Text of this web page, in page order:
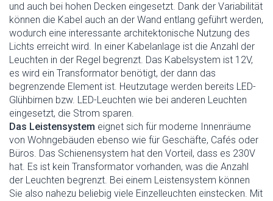
und auch bei hohen Decken eingesetzt. Dank der Variabilität
können die Kabel auch an der Wand entlang geführt werden,
wodurch eine interessante architektonische Nutzung des
Lichts erreicht wird. In einer Kabelanlage ist die Anzahl der
Leuchten in der Regel begrenzt. Das Kabelsystem ist 12V,
es wird ein Transformator benötigt, der dann das
begrenzende Element ist. Heutzutage werden bereits LED-
Glühbirnen bzw. LED-Leuchten wie bei anderen Leuchten
eingesetzt, die Strom sparen.
Das Leistensystem eignet sich für moderne Innenräume
von Wohngebäuden ebenso wie für Geschäfte, Cafés oder
Büros. Das Schienensystem hat den Vorteil, dass es 230V
hat. Es ist kein Transformator vorhanden, was die Anzahl
der Leuchten begrenzt. Bei einem Leistensystem können
Sie also nahezu beliebig viele Einzelleuchten einstecken. Mit